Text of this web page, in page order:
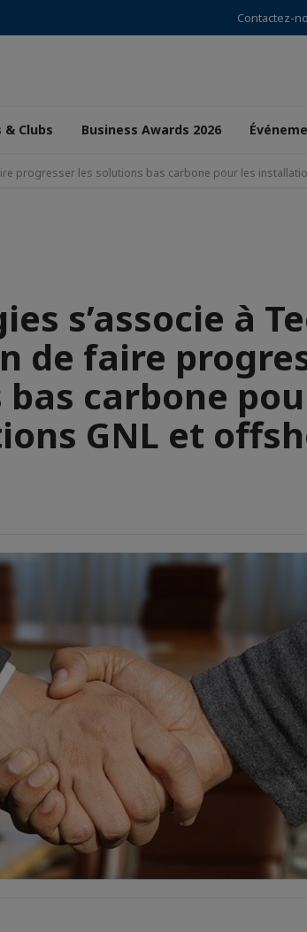
Contactez-
& Clubs Business Awards 2026
progresser les solutions bas carbone pour les
s’associe à
de faire
carbone
GNL et